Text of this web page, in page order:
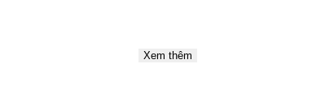
Xem thêm